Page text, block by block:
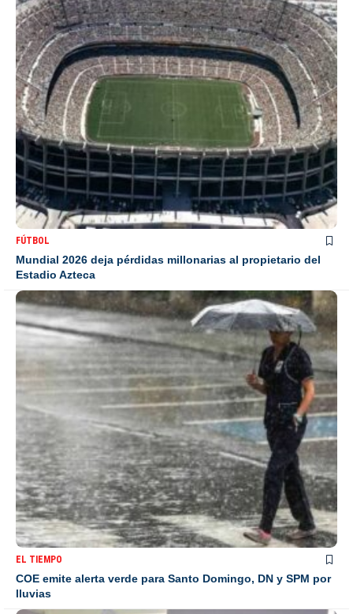
FÚTBOL
Mundial 2026 deja pérdidas millonarias al propietario del
Estadio Azteca
EL TIEMPO
COE emite alerta verde para Santo Domingo, DN y SPM por
lluvias